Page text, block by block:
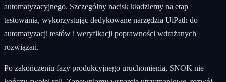
automatyzacyjnego. Szczególny nacisk kładziemy na etap
testowania, wykorzystując dedykowane narzędzia UiPath do
automatyzacji testów i weryfikacji poprawności wdrażanych
rozwiązań.
Po zakończeniu fazy produkcyjnego uruchomienia, SNOK nie